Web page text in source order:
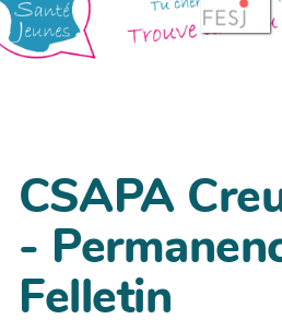
CSAPA
-
Felletin